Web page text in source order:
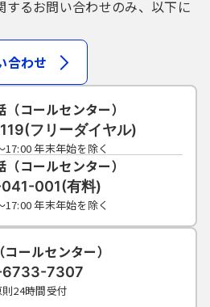
するお問い合わせのみ、以下に
合わせ
（コールセンター）
フリーダイヤル)
17:00 年末年始を除く
コールセンター）
001(有料)
17:00 年末年始を除く
コールセンター）
7307
24時間受付